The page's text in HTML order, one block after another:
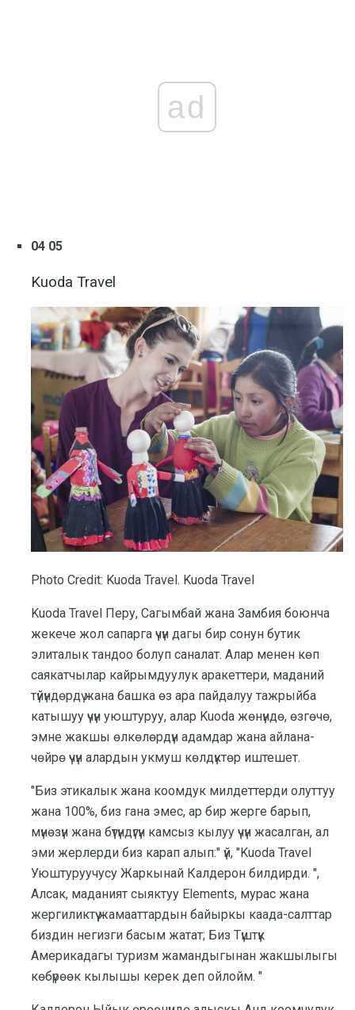
ad
04 05
Kuoda Travel
Photo Credit: Kuoda Travel. Kuoda Travel
Kuoda Travel Перу, Сагымбай жана Замбия боюнча
жекече жол сапарга үчүн дагы бир сонун бутик
элиталык тандоо болуп саналат. Алар менен көп
саякатчылар кайрымдуулук аракеттери, маданий
түйүндөрдү жана башка өз ара пайдалуу тажрыйба
катышуу үчүн уюштуруу, алар Kuoda жөнүндө, өзгөчө,
эмне жакшы өлкөлөрдүн адамдар жана айлана-
чөйрө үчүн алардын укмуш көлдүктөр иштешет.
"Биз этикалык жана коомдук милдеттерди олуттуу
жана 100%, биз гана эмес, ар бир жерге барып,
мүнөзүн жана бүтүндүгүн камсыз кылуу үчүн жасалган, ал
эми жерлерди биз карап алып:" үй, "Kuoda Travel
Уюштуруучусу Жаркынай Калдерон билдирди. ",
Алсак, маданият сыяктуу Elements, мурас жана
жергиликтүү жамааттардын байыркы каада-салттар
биздин негизги басым жатат; Биз Түштүк
Америкадагы туризм жамандыгынан жакшылыгы
көбүрөөк кылышы керек деп ойлойм. "